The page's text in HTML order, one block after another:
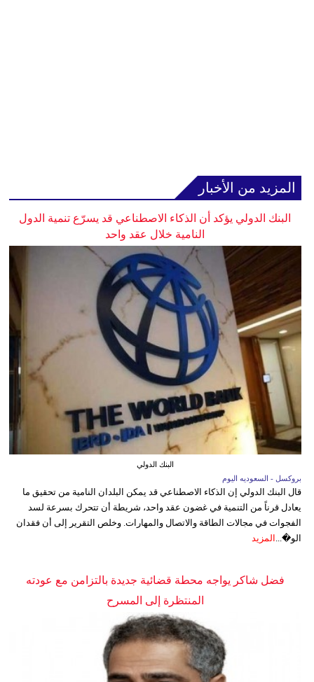
المزيد من الأخبار
البنك الدولي يؤكد أن الذكاء الاصطناعي قد يسرّع تنمية الدول
النامية خلال عقد واحد
البنك الدولي
بروكسل - السعوديه اليوم
قال البنك الدولي إن الذكاء الاصطناعي قد يمكن البلدان النامية من تحقيق ما
يعادل قرناً من التنمية في غضون عقد واحد، شريطة أن تتحرك بسرعة لسد
الفجوات في مجالات الطاقة والاتصال والمهارات. وخلص التقرير إلى أن فقدان
الو�...
المزيد
فضل شاكر يواجه محطة قضائية جديدة بالتزامن مع عودته
المنتظرة إلى المسرح